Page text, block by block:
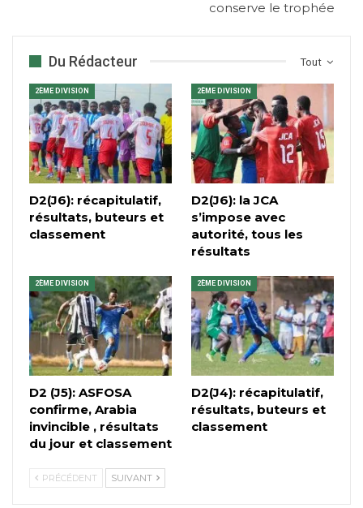
conserve le trophée
Tout
Du Rédacteur
2ÈME DIVISION
D2(J6): récapitulatif,
résultats, buteurs et
classement
2ÈME DIVISION
D2(J6): la JCA
s’impose avec
autorité, tous les
résultats
2ÈME DIVISION
D2 (J5): ASFOSA
confirme, Arabia
invincible , résultats
du jour et classement
2ÈME DIVISION
D2(J4): récapitulatif,
résultats, buteurs et
classement
PRÉCÉDENT SUIVANT